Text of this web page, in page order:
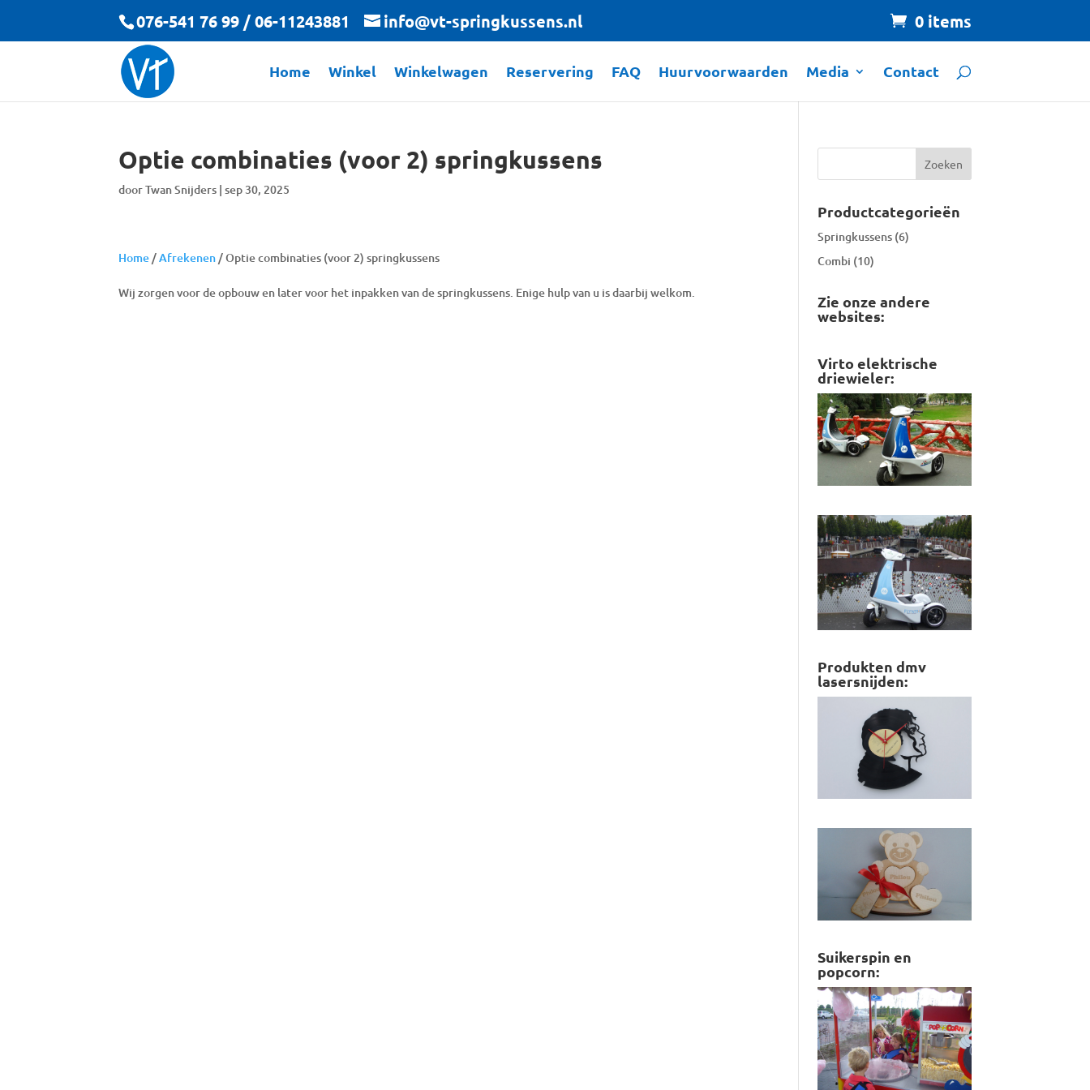
076-541 76 99 / 06-11243881 info@vt-springkussens.nl 0 items
Home Winkel Winkelwagen Reservering FAQ Huurvoorwaarden Media Contact
Optie combinaties (voor 2) springkussens
doorTwan Snijders |sep 30, 2025
Home/Afrekenen/Optie combinaties (voor 2) springkussens
Wij zorgen voor de opbouw en later voor het inpakken van de springkussens. Enige hulp van u is daarbij welkom.
Productcategorieën
Springkussens (6)
Combi (10)
Zie onze andere
websites:
Virto elektrische
driewieler:
Produkten dmv
lasersnijden:
Suikerspin en
popcorn: